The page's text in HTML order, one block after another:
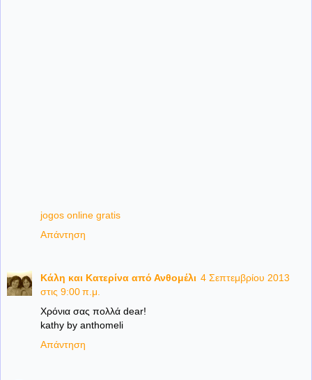
jogos online gratis
Απάντηση
Κάλη και Κατερίνα από Ανθομέλι 4 Σεπτεμβρίου 2013
στις 9:00 π.μ.
Χρόνια σας πολλά dear!
kathy by anthomeli
Απάντηση